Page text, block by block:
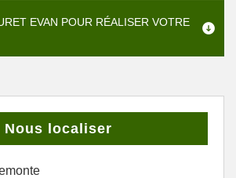
EVAN POUR RÉALISER VOTRE
Nous localiser